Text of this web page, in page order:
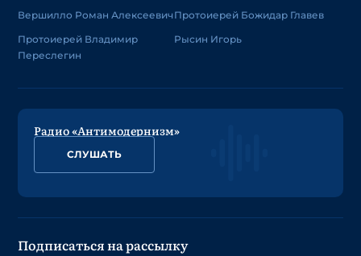
Вершилло Роман Алексеевич
Протоиерей Владимир
Переслегин
Протоиерей Божидар Главев
Рысин Игорь
Радио «Антимодернизм»
СЛУШАТЬ
Подписаться на рассылку